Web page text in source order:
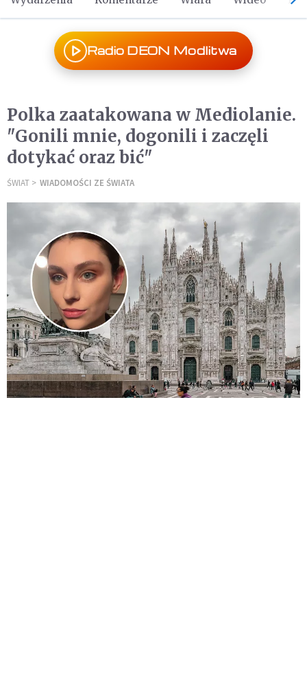
Radio DEON Modlitwa
Polka zaatakowana w Mediolanie.
"Gonili mnie, dogonili i zaczęli
dotykać oraz bić"
ŚWIAT WIADOMOŚCI ZE ŚWIATA